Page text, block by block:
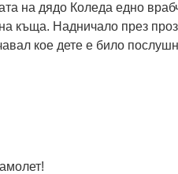
на дядо Коледа едно
къща. Надничало през
кое дете е било